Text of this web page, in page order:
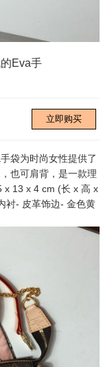
Eva手
袋为时尚女性提供了
也可肩背，是一款理
x 13 x 4 cm (长 x 高 x
衬- 皮革饰边- 金色黄